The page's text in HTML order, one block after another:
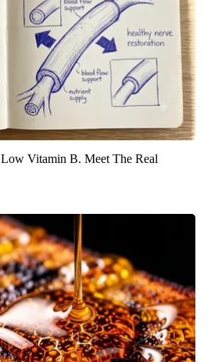
Vitamin B. Meet The Real